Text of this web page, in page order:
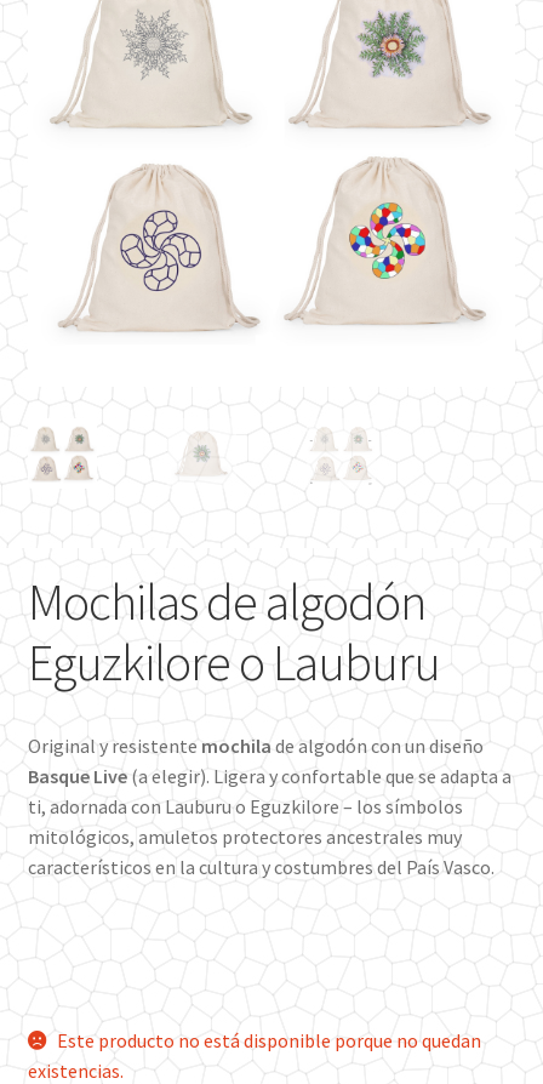
Mochilas de algodón
Eguzkilore o Lauburu
Original y resistentemochila de algodón con un diseño
Basque Live(a elegir). Ligera y confortable que se adapta a
ti, adornada con Lauburu o Eguzkilore – los símbolos
mitológicos, amuletos protectores ancestrales muy
característicos en la cultura y costumbres del País Vasco.
Este producto no está disponible porque no quedan
existencias.